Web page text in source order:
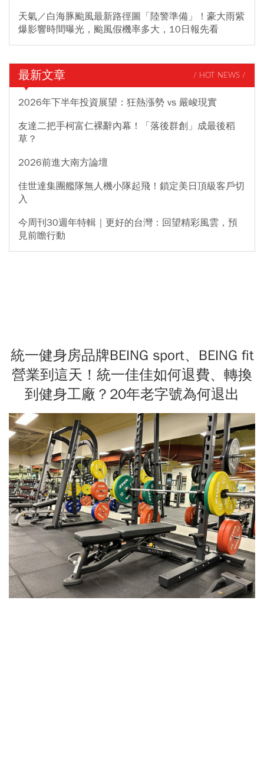
天氣／白海豚颱風最新路徑圖「陸警準備」！豪大雨紫
爆影響時間曝光，颱風假機率多大，10日報先看
最新文章 / HOT NEWS /
2026年下半年投資展望：狂熱漲勢 vs 嚴峻現實
友達二把手柯富仁裸辭內幕！「落後群創」成最後稻
草？
2026前進大南方論壇
佳世達集團艦隊無人機小隊起飛！鎖定美日頂級客戶切
入
今周刊30週年特輯｜更好的台灣：回望精彩風雲，預
見前瞻行動
統一健身房品牌BEING sport、BEING fit
營業到這天！統一佳佳如何退費、轉換
到健身工廠？20年老字號為何退出